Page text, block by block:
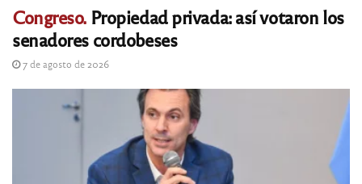
Congreso. Propiedad privada: así votaron los
senadores cordobeses
7 de agosto de 2026